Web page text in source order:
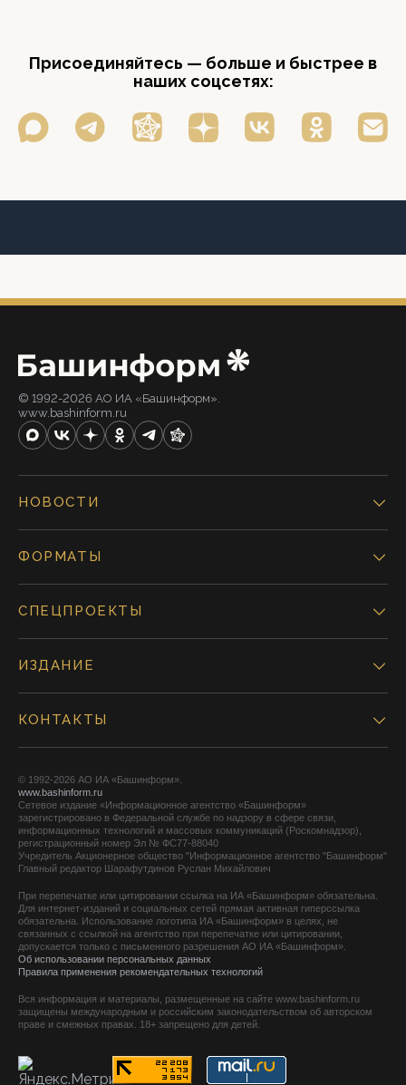
Присоединяйтесь — больше и быстрее в
наших соцсетях:
© 1992-2026 АО ИА «Башинформ».
www.bashinform.ru
НОВОСТИ
ФОРМАТЫ
СПЕЦПРОЕКТЫ
ИЗДАНИЕ
КОНТАКТЫ
© 1992-2026 АО ИА «Башинформ».
www.bashinform.ru
Сетевое издание «Информационное агентство «Башинформ»
зарегистрировано в Федеральной службе по надзору в сфере связи,
информационных технологий и массовых коммуникаций (Роскомнадзор),
регистрационный номер Эл № ФС77-88040
Учредитель Акционерное общество "Информационное агентство "Башинформ"
Главный редактор Шарафутдинов Руслан Михайлович
При перепечатке или цитировании ссылка на ИА «Башинформ» обязательна.
Для интернет-изданий и социальных сетей прямая активная гиперссылка
обязательна. Использование логотипа ИА «Башинформ» в целях, не
связанных с ссылкой на агентство при перепечатке или цитировании,
допускается только с письменного разрешения АО ИА «Башинформ».
Об использовании персональных данных
Правила применения рекомендательных технологий
Вся информация и материалы, размещенные на сайте www.bashinform.ru
защищены международным и российским законодательством об авторском
праве и смежных правах. 18+ запрещено для детей.